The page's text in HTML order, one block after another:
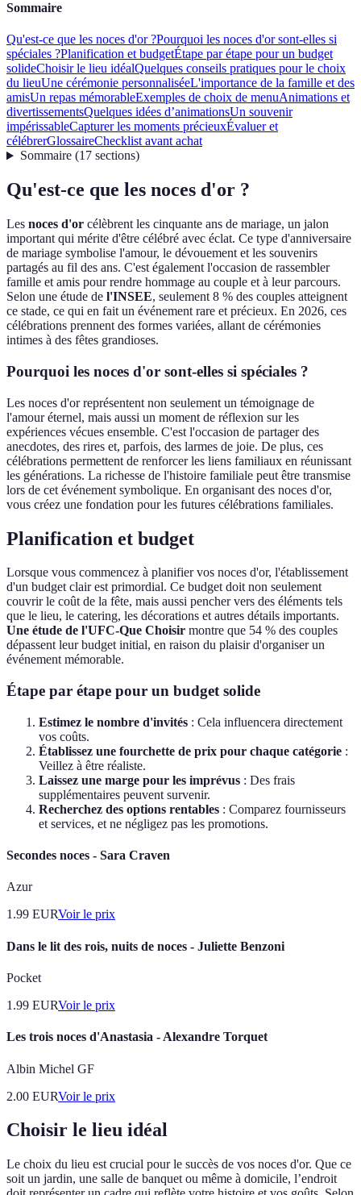
Sommaire
Qu'est-ce que les noces d'or ?Pourquoi les noces d'or sont-elles si
spéciales ?Planification et budgetÉtape par étape pour un budget
solideChoisir le lieu idéalQuelques conseils pratiques pour le choix
du lieuUne cérémonie personnaliséeL'importance de la famille et des
amisUn repas mémorableExemples de choix de menuAnimations et
divertissementsQuelques idées d’animationsUn souvenir
impérissableCapturer les moments précieuxÉvaluer et
célébrerGlossaireChecklist avant achat
Sommaire(17 sections)
Qu'est-ce que les noces d'or ?
Les noces d'or célèbrent les cinquante ans de mariage, un jalon
important qui mérite d'être célébré avec éclat. Ce type d'anniversaire
de mariage symbolise l'amour, le dévouement et les souvenirs
partagés au fil des ans. C'est également l'occasion de rassembler
famille et amis pour rendre hommage au couple et à leur parcours.
Selon une étude de l'INSEE, seulement 8 % des couples atteignent
ce stade, ce qui en fait un événement rare et précieux. En 2026, ces
célébrations prennent des formes variées, allant de cérémonies
intimes à des fêtes grandioses.
Pourquoi les noces d'or sont-elles si spéciales ?
Les noces d'or représentent non seulement un témoignage de
l'amour éternel, mais aussi un moment de réflexion sur les
expériences vécues ensemble. C'est l'occasion de partager des
anecdotes, des rires et, parfois, des larmes de joie. De plus, ces
célébrations permettent de renforcer les liens familiaux en réunissant
les générations. La richesse de l'histoire familiale peut être transmise
lors de cet événement symbolique. En organisant des noces d'or,
vous créez une fondation pour les futures célébrations familiales.
Planification et budget
Lorsque vous commencez à planifier vos noces d'or, l'établissement
d'un budget clair est primordial. Ce budget doit non seulement
couvrir le coût de la fête, mais aussi pencher vers des éléments tels
que le lieu, le catering, les décorations et autres détails importants.
Une étude de l'UFC-Que Choisir montre que 54 % des couples
dépassent leur budget initial, en raison du plaisir d'organiser un
événement mémorable.
Étape par étape pour un budget solide
Estimez le nombre d'invités : Cela influencera directement
vos coûts.
Établissez une fourchette de prix pour chaque catégorie :
Veillez à être réaliste.
Laissez une marge pour les imprévus : Des frais
supplémentaires peuvent survenir.
Recherchez des options rentables : Comparez fournisseurs
et services, et ne négligez pas les promotions.
Secondes noces - Sara Craven
Azur
1.99 EURVoir le prix
Dans le lit des rois, nuits de noces - Juliette Benzoni
Pocket
1.99 EURVoir le prix
Les trois noces d'Anastasia - Alexandre Torquet
Albin Michel GF
2.00 EURVoir le prix
Choisir le lieu idéal
Le choix du lieu est crucial pour le succès de vos noces d'or. Que ce
soit un jardin, une salle de banquet ou même à domicile, l’endroit